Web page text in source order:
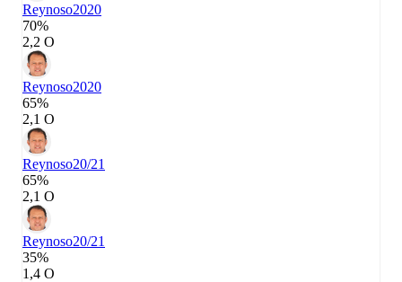
Reynoso2020
70%
2,2 О
Reynoso2020
65%
2,1 О
Reynoso20/21
65%
2,1 О
Reynoso20/21
35%
1,4 О